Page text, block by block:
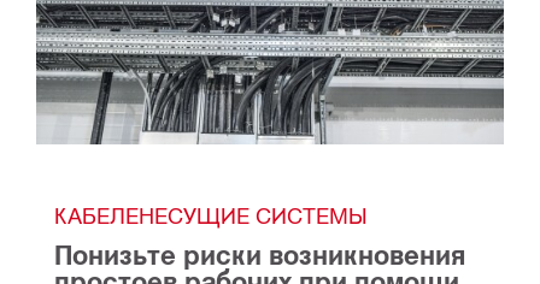
КАБЕЛЕНЕСУЩИЕ СИСТЕМЫ
Понизьте риски возникновения